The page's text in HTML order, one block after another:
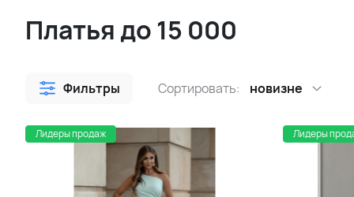
Платья до 15 000
Фильтры Сортировать: новизне
Лидеры продаж Лидеры